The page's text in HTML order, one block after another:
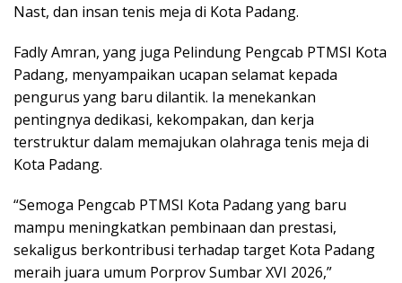
Nast, dan insan tenis meja di Kota Padang.
Fadly Amran, yang juga Pelindung Pengcab PTMSI Kota
Padang, menyampaikan ucapan selamat kepada
pengurus yang baru dilantik. Ia menekankan
pentingnya dedikasi, kekompakan, dan kerja
terstruktur dalam memajukan olahraga tenis meja di
Kota Padang.
“Semoga Pengcab PTMSI Kota Padang yang baru
mampu meningkatkan pembinaan dan prestasi,
sekaligus berkontribusi terhadap target Kota Padang
meraih juara umum Porprov Sumbar XVI 2026,”